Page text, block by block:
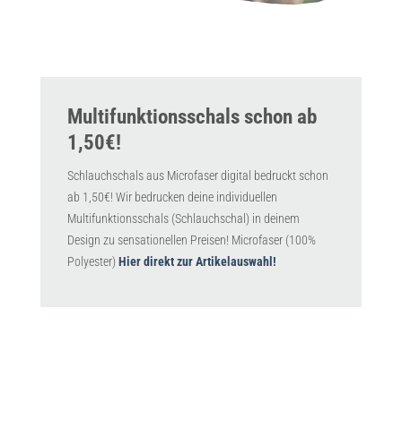
Multifunktionsschals schon ab
1,50€!
Schlauchschals aus Microfaser digital bedruckt schon
ab 1,50€! Wir bedrucken deine individuellen
Multifunktionsschals (Schlauchschal) in deinem
Design zu sensationellen Preisen! Microfaser (100%
Polyester) Hier direkt zur Artikelauswahl!